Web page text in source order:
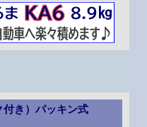
き）パッキン式